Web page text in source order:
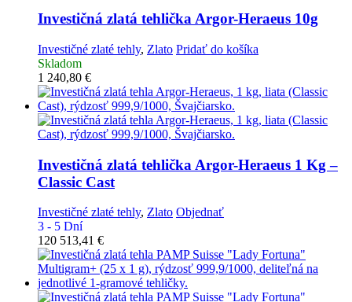
Investičná zlatá tehlička Argor-Heraeus 10g
Investičné zlaté tehly, Zlato Pridať do košíka
Skladom
1 240,80 €
Investičná zlatá tehlička Argor-Heraeus 1 Kg –
Classic Cast
Investičné zlaté tehly, Zlato Objednať
3 - 5 Dní
120 513,41 €